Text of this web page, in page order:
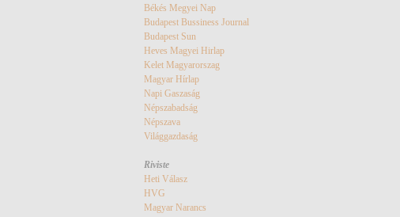
Békés Megyei Nap
Budapest Bussiness Journal
Budapest Sun
Heves Magyei Hirlap
Kelet Magyarorszag
Magyar Hírlap
Napi Gaszaság
Népszabadság
Népszava
Világgazdaság
Riviste
Heti Válasz
HVG
Magyar Narancs